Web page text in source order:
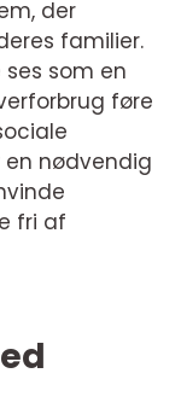
der
familier.
som en
føre
en nødvendig
fri af